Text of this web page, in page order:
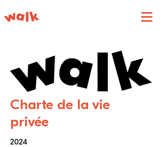
Charte de la vie
privée
2024